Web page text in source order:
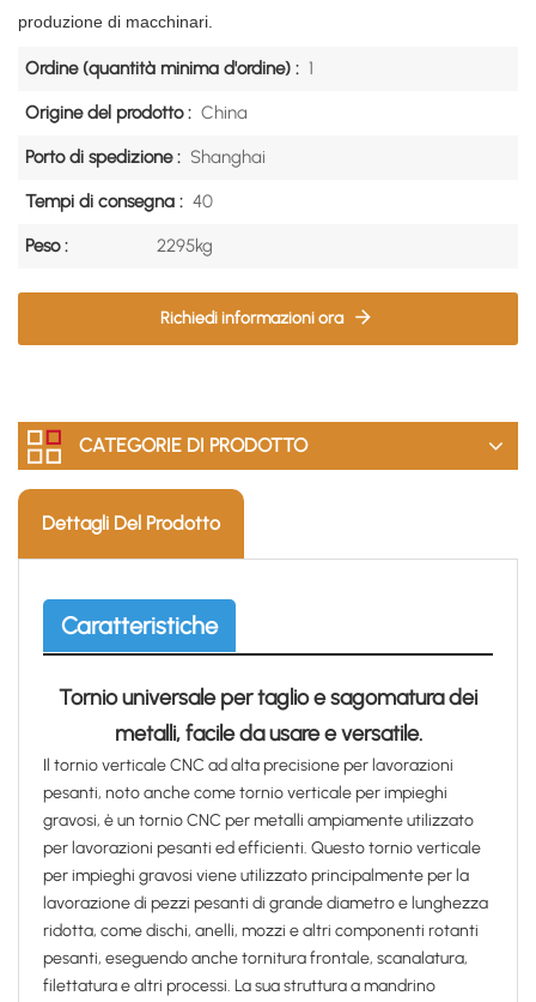
produzione di macchinari.
Ordine (quantità minima d'ordine) : 1
Origine del prodotto : China
Porto di spedizione : Shanghai
Tempi di consegna : 40
Peso : 2295kg
Richiedi informazioni ora
CATEGORIE DI PRODOTTO
Dettagli Del Prodotto
Caratteristiche
Tornio universale per taglio e sagomatura dei
metalli, facile da usare e versatile.
Il tornio verticale CNC ad alta precisione per lavorazioni
pesanti, noto anche come tornio verticale per impieghi
gravosi, è un tornio CNC per metalli ampiamente utilizzato
per lavorazioni pesanti ed efficienti. Questo tornio verticale
per impieghi gravosi viene utilizzato principalmente per la
lavorazione di pezzi pesanti di grande diametro e lunghezza
ridotta, come dischi, anelli, mozzi e altri componenti rotanti
pesanti, eseguendo anche tornitura frontale, scanalatura,
filettatura e altri processi. La sua struttura a mandrino